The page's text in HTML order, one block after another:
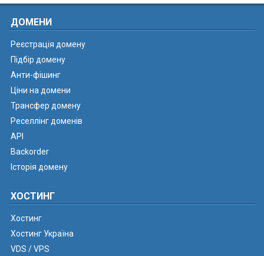
ДОМЕНИ
Реєстрація домену
Підбір домену
Анти-фішинг
Ціни на домени
Трансфер домену
Реселлінг доменів
API
Backorder
Історія домену
ХОСТИНГ
Хостинг
Хостинг Україна
VDS / VPS